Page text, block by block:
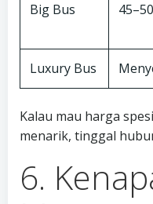
Big Bus
Luxury Bus
Kalau mau harga
menarik, tinggal
6.